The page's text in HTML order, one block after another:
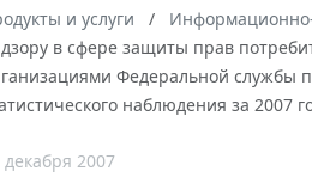
и услуги
в сфере защиты прав
Федеральной службы
наблюдения за 2007
декабря 2007